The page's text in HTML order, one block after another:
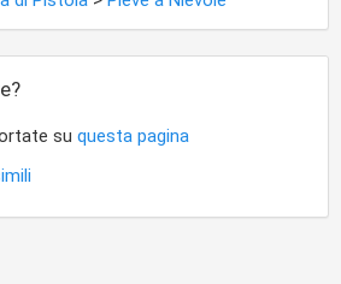
su questa pagina